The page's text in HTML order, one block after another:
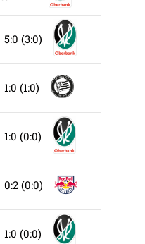
5:0 (3:0)
1:0 (1:0)
1:0 (0:0)
0:2 (0:0)
1:0 (0:0)